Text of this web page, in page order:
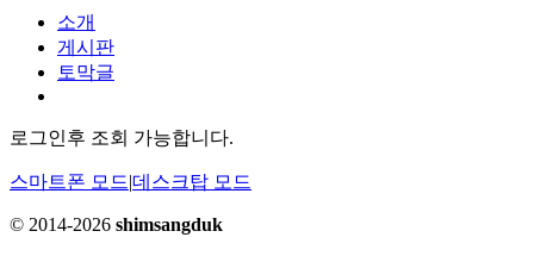
소개
게시판
토막글
로그인후 조회 가능합니다.
스마트폰 모드|데스크탑 모드
© 2014-2026 shimsangduk